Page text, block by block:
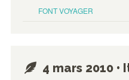
FONT VOYAGER
4 mars 2010